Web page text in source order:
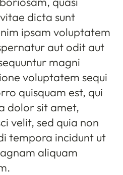
dicta sunt
ipsam voluptatem
aut odit aut
magni
voluptatem sequi
quisquam est, qui
dolor sit amet,
velit, sed quia non
tempora incidunt ut
aliquam